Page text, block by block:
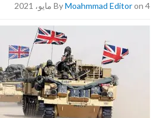
ByMoahmmad Editoron 4 مايو، 2021